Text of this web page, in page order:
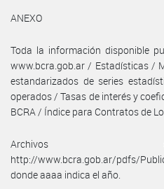
ANEXO
Toda la información disponible
www.bcra.gob.ar / Estadísticas /
estandarizados de series
operados / Tasas de interés y
BCRA / Índice para Contratos de
Archivos
http://www.bcra.gob.ar/pdfs/
donde aaaa indica el año.